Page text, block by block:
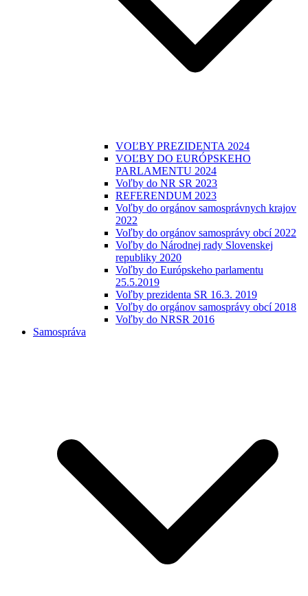
VOĽBY PREZIDENTA 2024
VOĽBY DO EURÓPSKEHO
PARLAMENTU 2024
Voľby do NR SR 2023
REFERENDUM 2023
Voľby do orgánov samosprávnych krajov
2022
Voľby do orgánov samosprávy obcí 2022
Voľby do Národnej rady Slovenskej
republiky 2020
Voľby do Európskeho parlamentu
25.5.2019
Voľby prezidenta SR 16.3. 2019
Voľby do orgánov samosprávy obcí 2018
Voľby do NRSR 2016
Samospráva